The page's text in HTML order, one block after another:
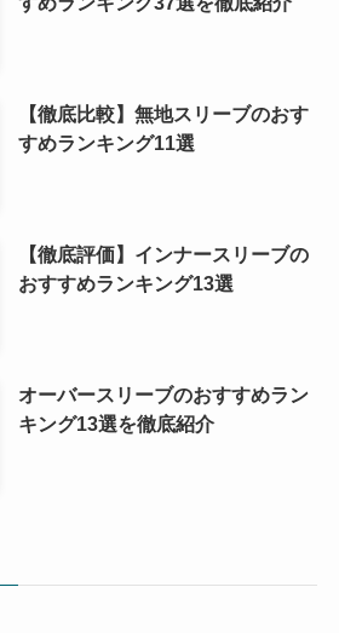
【徹底比較】無地スリーブのおす
すめランキング11選
【徹底評価】インナースリーブの
おすすめランキング13選
オーバースリーブのおすすめラン
キング13選を徹底紹介